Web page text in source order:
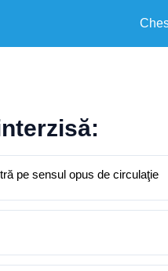
pe sensul opus de circulaţie